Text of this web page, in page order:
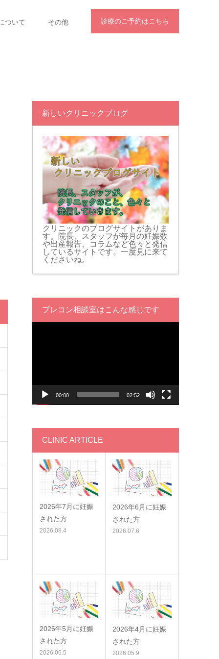
診療のご予約はこちら
ついて その他
新しいクリニックブログ
クリニックのブログサイトがありま
す。院長、スタッフが毎月の妊娠数
や出産報告、コラムなど色々と発信
しているサイトです。一度見に来て
くださいね。
プレコン相談室はこんな感じです
00:00 02:52
CLINIC ARTICLE
2026年7月に妊娠
された方
2026.08.4
2026年6月に妊娠
された方
2026.07.6
2026年5月に妊娠
された方
2026.06.5
2026年4月に妊娠
された方
2026.05.9